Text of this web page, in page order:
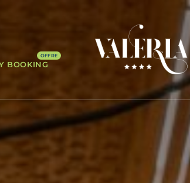
BOOKING